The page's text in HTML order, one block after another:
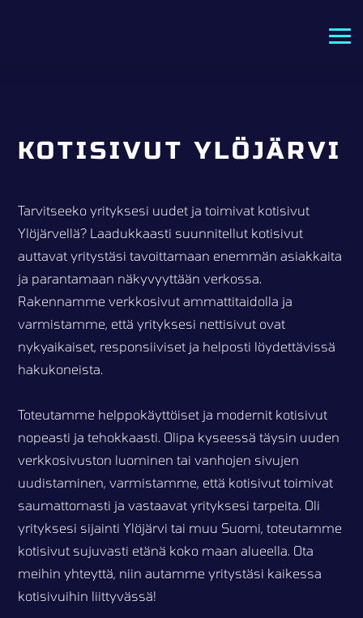
KOTISIVUT YLÖJÄRVI
Tarvitseeko yrityksesi uudet ja toimivat kotisivut
Ylöjärvellä? Laadukkaasti suunnitellut kotisivut
auttavat yritystäsi tavoittamaan enemmän asiakkaita
ja parantamaan näkyvyyttään verkossa.
Rakennamme verkkosivut ammattitaidolla ja
varmistamme, että yrityksesi nettisivut ovat
nykyaikaiset, responsiiviset ja helposti löydettävissä
hakukoneista.
Toteutamme helppokäyttöiset ja modernit kotisivut
nopeasti ja tehokkaasti. Olipa kyseessä täysin uuden
verkkosivuston luominen tai vanhojen sivujen
uudistaminen, varmistamme, että kotisivut toimivat
saumattomasti ja vastaavat yrityksesi tarpeita. Oli
yrityksesi sijainti Ylöjärvi tai muu Suomi, toteutamme
kotisivut sujuvasti etänä koko maan alueella. Ota
meihin yhteyttä, niin autamme yritystäsi kaikessa
kotisivuihin liittyvässä!